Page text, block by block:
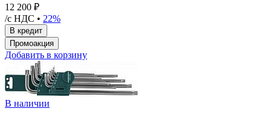
12 200 ₽
/с НДС • 22%
Добавить в корзину
В наличии